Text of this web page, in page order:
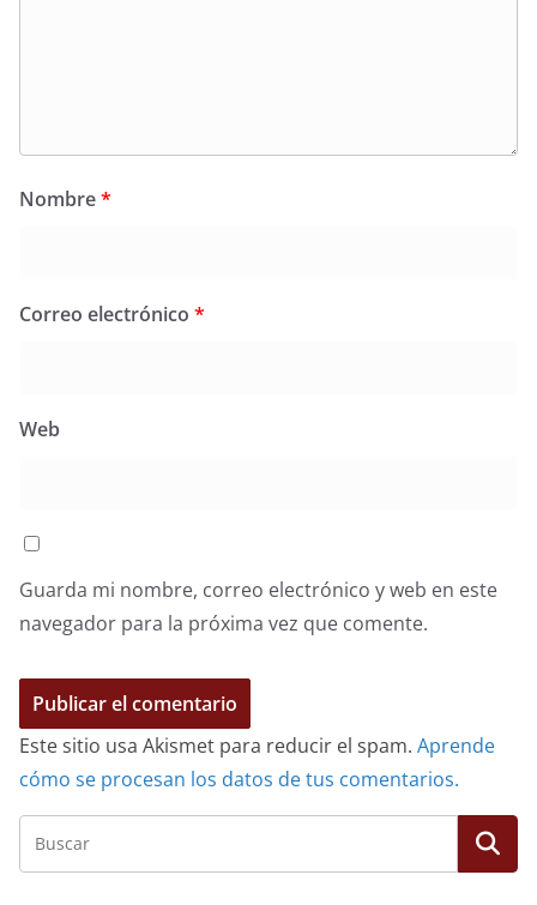
Nombre*
Correo electrónico *
Web
Guarda mi nombre, correo electrónico y web en este
navegador para la próxima vez que comente.
Este sitio usa Akismet para reducir el spam. Aprende
cómo se procesan los datos de tus comentarios.